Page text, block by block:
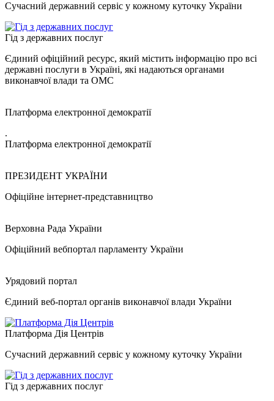
Сучасний державний сервіс у кожному куточку України
Гід з державних послуг
Єдиний офіційний ресурс, який містить інформацію про всі
державні послуги в Україні, які надаються органами
виконавчої влади та ОМС
Платформа електронної демократії
.
Платформа електронної демократії
ПРЕЗИДЕНТ УКРАЇНИ
Офіційне інтернет-представництво
Верховна Рада України
Офіційний вебпортал парламенту України
Урядовий портал
Єдиний веб-портал органів виконавчої влади України
Платформа Дія Центрів
Сучасний державний сервіс у кожному куточку України
Гід з державних послуг